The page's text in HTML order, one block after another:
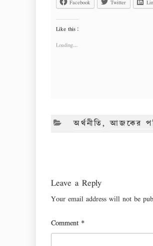
Facebook
Twitter
Like this:
Loading...
CATEGORIES
অর্থনীতি,আজকের
Leave a Reply
Your email address will not be
Comment *